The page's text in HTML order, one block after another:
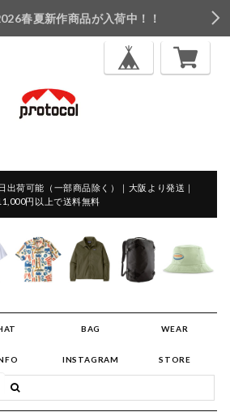
春夏新作商品が入荷中！！
出荷可能（一部商品除く）｜大阪より発送｜
円以上で送料無料
BAG WEAR
INSTAGRAM STORE